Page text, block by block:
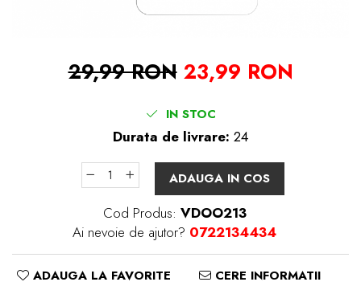
29,99 RON 23,99 RON
IN STOC
Durata de livrare: 24
ADAUGA IN COS
Cod Produs: VDOO213
Ai nevoie de ajutor? 0722134434
ADAUGA LA FAVORITE CERE INFORMATII